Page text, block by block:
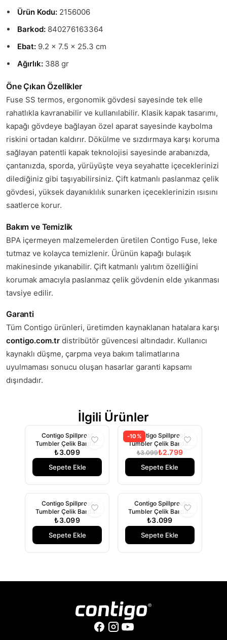
Ürün Kodu:2156006
Barkod:840276163364
Ebat:9.2 x 7.5 x 25.3 cm
Ağırlık:388 gr
Öne Çıkan Özellikler
Fuse SS termos, ergonomik gövdesi sayesinde tek elle
rahatlıkla kavranabilir ve kullanılabilir. Klasik kapak tasarımı,
kapağı gövdeye bağlayan özel aparat sayesinde kaybolma
riskini ortadan kaldırır. Dökülme ve sızdırmaya karşı koruma
sağlayan patentli kapak teknolojisi sayesinde arabanızda,
çantanızda, sporda, yürüyüşte veya seyahatte içeceklerinizi
dilediğiniz gibi taşıyabilirsiniz. Çift katmanlı paslanmaz çelik
gövdesi, yüksek dayanıklılık sunarken içeceklerinizin ısısını
saatlerce korur.
Bakım ve Temizlik
BPA içermeyen malzemelerden üretilen Contigo Fuse, leke
tutmaz ve kolayca temizlenir. Ürünün kapağı bulaşık
makinesinde yıkanabilir. Çift katmanlı yalıtım özelliğini
korumak amacıyla paslanmaz çelik gövdenin elde yıkanması
tavsiye edilir.
Garanti
Tüm Contigo ürünleri, üretimden kaynaklanan hatalara karşı
contigo.com.tr distribütör güvencesi altındadır. Kullanıcı
kaynaklı düşme, çarpma veya bakım talimatlarına
uyulmaması sonucu oluşan hasarlar garanti kapsamı
dışındadır.
İlgili Ürünler
Contigo Spillproof
Tumbler Çelik Bardak
720ml Beyaz
₺3.099
Sepete Ekle
-10 %
Contigo Spillproof
Tumbler Çelik Bardak
720ml Latte
₺3.099₺2.799
Sepete Ekle
Contigo Spillproof
Tumbler Çelik Bardak
720ml Mavi
₺3.099
Sepete Ekle
Contigo Spillproof
Tumbler Çelik Bardak
720ml Mercan
₺3.099
Sepete Ekle